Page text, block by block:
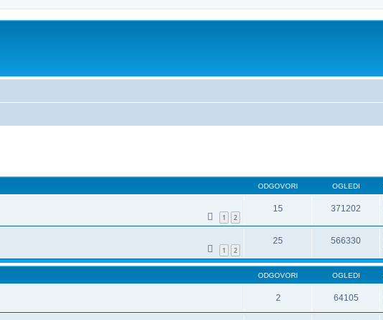
ODGOVORI OGLEDI
1 2
15 371202
1 2
25 566330
ODGOVORI OGLEDI
2 64105